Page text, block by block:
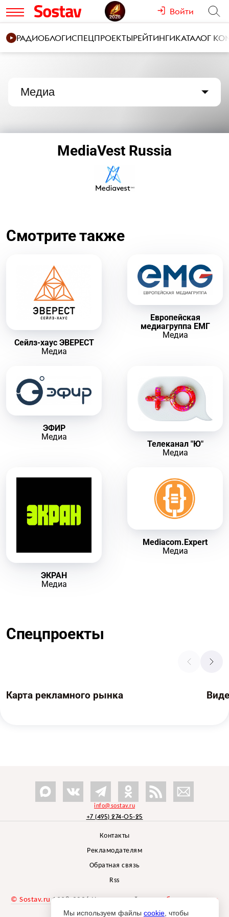
Войти
РАДИОБЛОГИСПЕЦПРОЕКТЫРЕЙТИНГИКАТАЛОГ
Медиа
MediaVest Russia
Смотрите также
Сейлз-хаус ЭВЕРЕСТ
Медиа
Европейская
медиагруппа ЕМГ
Медиа
ЭФИР
Медиа
Телеканал "Ю"
Медиа
ЭКРАН
Медиа
Mediacom.Expert
Медиа
Спецпроекты
Карта рекламного рынка
info@sostav.ru
+7 (495) 274-05-25
Контакты
Рекламодателям
Обратная связь
Rss
© Sostav.ru 1998-2026 Независимый проектбрендингового
агентства Depot
Мы используем файлы cookie , чтобы